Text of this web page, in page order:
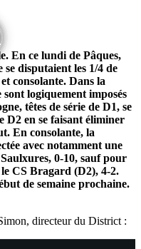
En ce lundi de Pâques,
disputaient les 1/4 de
consolante. Dans la
logiquement imposés
têtes de série de D1, se
D2 en se faisant éliminer
En consolante, la
avec notamment une
0-10, sauf pour
CS Bragard (D2), 4-2.
de semaine prochaine.
directeur du District :